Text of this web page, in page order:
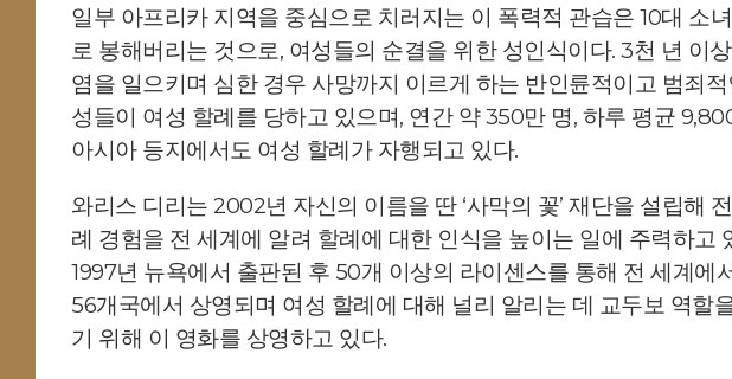
일부 아프리카 지역을 중심으로 치러지는 이 폭력적 관습은 10대 소
로 봉해버리는 것으로, 여성들의 순결을 위한 성인식이다. 3천 년 이
염을 일으키며 심한 경우 사망까지 이르게 하는 반인륜적이고 범죄
성들이 여성 할례를 당하고 있으며, 연간 약 350만 명, 하루 평균
아시아 등지에서도 여성 할례가 자행되고 있다.
와리스 디리는 2002년 자신의 이름을 딴 ‘사막의 꽃’ 재단을 설립해
례 경험을 전 세계에 알려 할례에 대한 인식을 높이는 일에 주력하
1997년 뉴욕에서 출판된 후 50개 이상의 라이센스를 통해 전 세계에
56개국에서 상영되며 여성 할례에 대해 널리 알리는 데 교두보 역할
기 위해 이 영화를 상영하고 있다.